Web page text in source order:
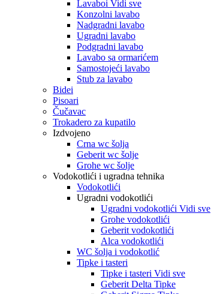
Lavaboi Vidi sve
Konzolni lavabo
Nadgradni lavabo
Ugradni lavabo
Podgradni lavabo
Lavabo sa ormarićem
Samostojeći lavabo
Stub za lavabo
Bidei
Pisoari
Čučavac
Trokadero za kupatilo
Izdvojeno
Crna wc šolja
Geberit wc šolje
Grohe wc šolje
Vodokotlići i ugradna tehnika
Vodokotlići
Ugradni vodokotlići
Ugradni vodokotlići Vidi sve
Grohe vodokotlići
Geberit vodokotlići
Alca vodokotlići
WC šolja i vodokotlić
Tipke i tasteri
Tipke i tasteri Vidi sve
Geberit Delta Tipke